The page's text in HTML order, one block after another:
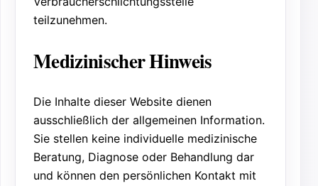
teilzunehmen.
Medizinischer Hinweis
Die Inhalte dieser Website dienen
ausschließlich der allgemeinen Information.
Sie stellen keine individuelle medizinische
Beratung, Diagnose oder Behandlung dar
und können den persönlichen Kontakt mit